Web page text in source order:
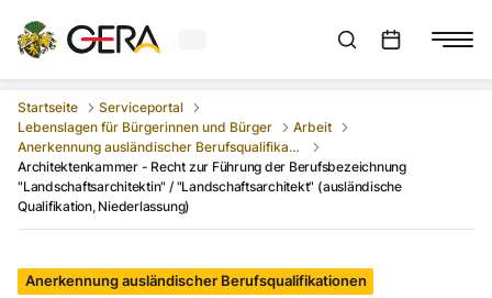
Aktuelles Wetter in GeraSuchleiste anzeigen
Startseite
Serviceportal
Lebenslagen für Bürgerinnen und Bürger
Arbeit
Anerkennung ausländischer Berufsqualifikationen
Architektenkammer - Recht zur Führung der Berufsbezeichnung
"Landschaftsarchitektin" / "Landschaftsarchitekt" (ausländische
Qualifikation, Niederlassung)
Anerkennung ausländischer Berufsqualifikationen